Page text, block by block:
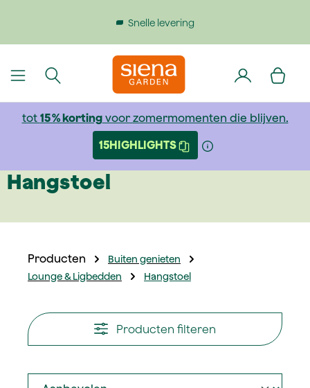
Snelle levering
tot 15 % kortingvoor zomermomenten die blijven.
15HIGHLIGHTS
Hangstoel
Producten
Buiten genieten
Lounge & Ligbedden
Hangstoel
Producten filteren